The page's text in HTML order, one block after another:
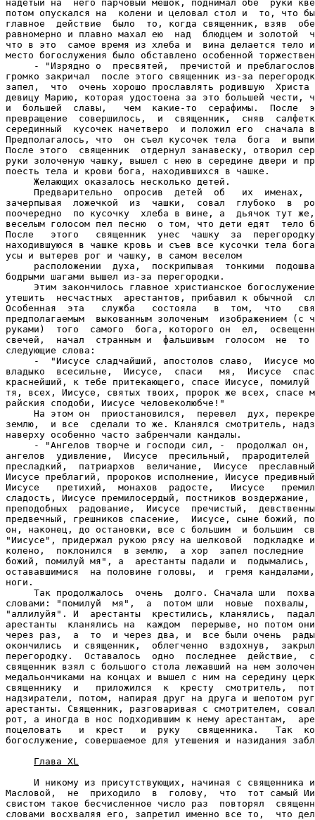
надетый на  него парчовый мешок, поднимал обе  руки
потом опускался на  колени и целовал стол и  то, что
главное  действие  было  то, когда священник, взяв
равномерно и плавно махал ею  над  блюдцем и золотой
что в это  самое время из хлеба и  вина делается тело
место богослужения было обставлено особенной
- "Изрядно о  пресвятей,  пречистой и
громко закричал  после этого священник из-за
запел,  что  очень хорошо прославлять родившую  Христа
девицу Марию, которая удостоена за это большей чести,
и  большей  славы,   чем  какие-то  серафимы.  После
превращение  совершилось,  и  священник,  сняв
серединный  кусочек начетверо  и положил его
Предполагалось, что  он съел кусочек тела  бога  и
После этого  священник  отдернул занавеску, отворил
руки золоченую чашку, вышел с нею в середине двери и
поесть тела и крови бога, находившихся в чашке.
     Желающих оказалось несколько детей.
Предварительно  опросив  детей  об   их  именах,
зачерпывая  ложечкой  из  чашки,  совал  глубоко  в
поочередно  по кусочку  хлеба в вине, а  дьячок тут
веселым голосом пел песню  о том, что дети едят  тело
После   этого   священник  унес  чашку  за
находившуюся в чашке кровь и съев все кусочки тела
усы и вытерев рог и чашку, в самом веселом
расположении  духа,  поскрипывая  тонкими
бодрыми шагами вышел из-за перегородки.
Этим закончилось главное христианское
утешить  несчастных  арестантов, прибавил к обычной
Особенная  эта   служба   состояла   в  том,  что
предполагаемым  выкованным золоченым  изображением (с
руками)  того  самого  бога, которого он  ел,
свечей,  начал  странным и  фальшивым  голосом  не  то
следующие слова:
-  "Иисусе сладчайший, апостолов славо,  Иисусе
владыко  всесильне,  Иисусе,  спаси   мя,  Иисусе
краснейший, к тебе притекающего, спасе Иисусе, помилуй
тя, всех, Иисусе, святых твоих, пророк же всех, спасе
райския сподоби, Иисусе человеколюбче!"
На этом он  приостановился,  перевел  дух,
землю,  и все  сделали то же. Кланялся смотритель,
наверху особенно часто забренчали кандалы.
- "Ангелов творче и господи сил, -  продолжал он,
ангелов  удивление,  Иисусе  пресильный,
пресладкий,  патриархов  величание,  Иисусе
Иисусе преблагий, пророков исполнение, Иисусе
Иисусе   претихий,  монахов  радосте,   Иисусе
сладость, Иисусе премилосердый, постников воздержание,
преподобных  радование,  Иисусе  пречистый,
предвечный, грешников спасение,  Иисусе, сыне божий,
он, наконец, до остановки, все с большим  и большим
"Иисусе", придержал рукою рясу на шелковой  подкладке
колено,  поклонился  в землю,  а хор  запел последние
божий, помилуй мя", а  арестанты падали и  подымались,
остававшимися  на половине головы,  и  гремя
ноги.
Так продолжалось  очень  долго. Сначала шли
словами: "помилуй  мя",  а  потом шли  новые  похвалы,
"аллилуйя". И  арестанты  крестились, кланялись,
арестанты  кланялись на  каждом  перерыве, но потом
через раз,  а  то  и через два, и  все были очень
окончились  и священник,  облегченно  вздохнув,
перегородку.  Оставалось  одно  последнее  действие,
священник взял с большого стола лежавший на нем
медальончиками на концах и вышел с ним на середину
священнику  и   приложился  к  кресту  смотритель,
надзиратели, потом, напирая друг на друга и шепотом
арестанты. Священник, разговаривая с смотрителем,
рот, а иногда в нос подходившим к нему арестантам,
поцеловать   и  крест   и  руку   священника.   Так
богослужение, совершаемое для утешения и назидания
Глава XL
И никому из присутствующих, начиная с священника
Масловой,  не  приходило  в  голову,  что  тот самый
свистом такое бесчисленное число раз  повторял
словами восхваляя его, запретил именно все то,  что